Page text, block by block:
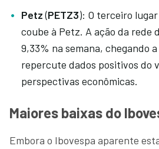
Petz(PETZ3): O terceiro
coube à Petz. A ação da rede
9,33% na semana, chegando
repercute dados positivos do
perspectivas econômicas.
Maiores baixas do
Embora o Ibovespa aparente